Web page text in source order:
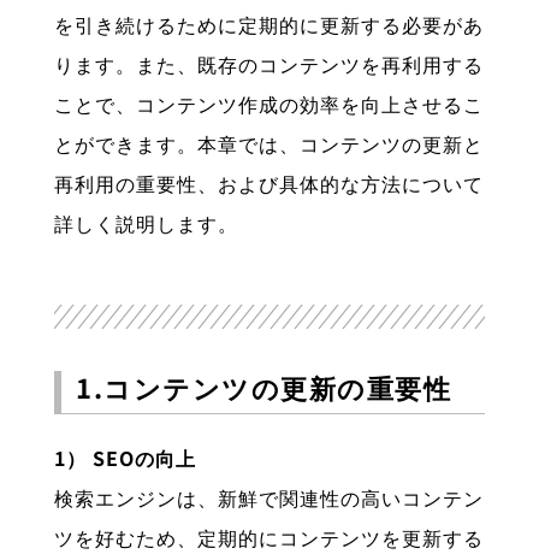
を引き続けるために定期的に更新する必要があ
ります。また、既存のコンテンツを再利用する
ことで、コンテンツ作成の効率を向上させるこ
とができます。本章では、コンテンツの更新と
再利用の重要性、および具体的な方法について
詳しく説明します。
1.コンテンツの更新の重要性
1） SEOの向上
検索エンジンは、新鮮で関連性の高いコンテン
ツを好むため、定期的にコンテンツを更新する